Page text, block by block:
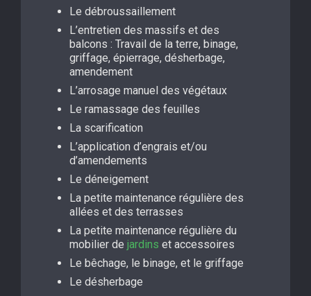
Le débroussaillement
L’entretien des massifs et des
balcons : Travail de la terre, binage,
griffage, épierrage, désherbage,
amendement
L’arrosage manuel des végétaux
Le ramassage des feuilles
La scarification
L’application d’engrais et/ou
d’amendements
Le déneigement
La petite maintenance régulière des
allées et des terrasses
La petite maintenance régulière du
mobilier de jardins et accessoires
Le bêchage, le binage, et le griffage
Le désherbage